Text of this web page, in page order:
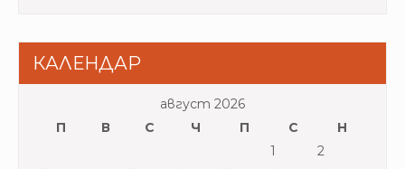
КАЛЕНДАР
август 2026
П
В С Ч П С
Н
1
2